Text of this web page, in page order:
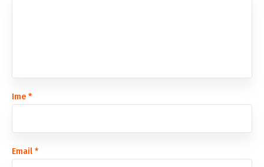
Ime *
Email *